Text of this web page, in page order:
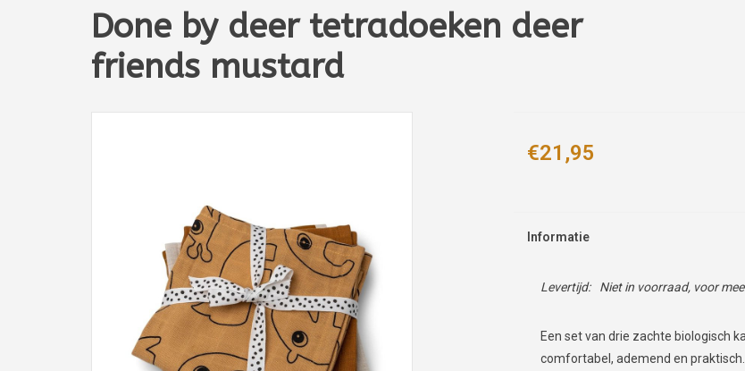
Done by deer tetradoeken deer
friends mustard
€21,95
Informatie
Levertijd: Niet in voorraad, voor
Een set van drie zachte biologisch
comfortabel, ademend en